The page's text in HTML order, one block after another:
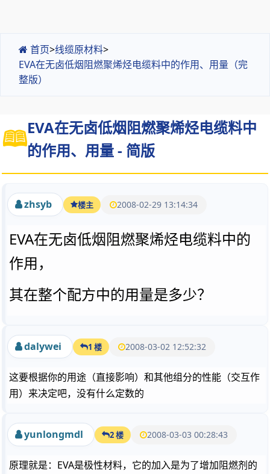
首页>线缆原材料>
EVA在无卤低烟阻燃聚烯烃电缆料中的作用、用量（完
整版）
EVA在无卤低烟阻燃聚烯烃电缆料中
的作用、用量 - 简版
zhsyb 楼主 2008-02-29 13:14:34
EVA在无卤低烟阻燃聚烯烃电缆料中的
作用，
其在整个配方中的用量是多少？
dalywei 1 楼 2008-03-02 12:52:32
这要根据你的用途（直接影响）和其他组分的性能（交互作
用）来决定吧，没有什么定数的
yunlongmdl 2 楼 2008-03-03 00:28:43
原理就是：EVA是极性材料，它的加入是为了增加阻燃剂的